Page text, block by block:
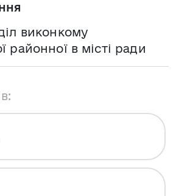
виконкому
районної в місті ради